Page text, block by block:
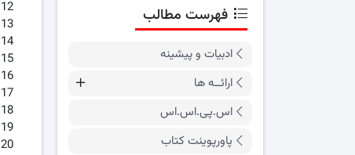
فهرست مطالب
ادبیات و پیشینه
ارائــه ها
اس.پی.اس.اس
پاورپوینت کتاب